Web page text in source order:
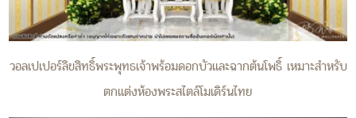
วอลเปเปอร์ลิขสิทธิ์พระพุทธเจ้าพร้อมดอกบัวและฉากต้นโพธิ์ เหมาะสำหรับ
ตกแต่งห้องพระสไตล์โมเดิร์นไทย